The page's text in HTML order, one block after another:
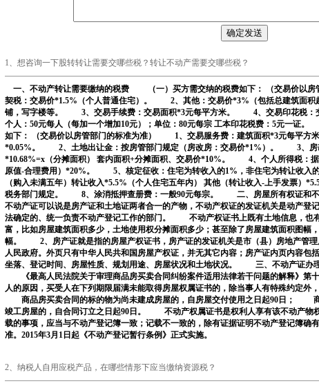
1、想咨询一下股转转让需要交哪些税？转让不动产需要交哪些税？
一、不动产转让需要缴纳的税费 （一）买方需交纳的税费如下： （交易价以
契税：交易价*1.5%（个人普通住宅）。 2、其他：交易价*3%（包括总建筑面积
铺，写字楼等。 3、交易手续费：交易面积*3元每平方米。 4、交易印花税：交
个人：50元每人（每加一个增加10元）；单位：80元每宗 工本印花税费：5元一证
如下： （交易价以房管部门的标准为准） 1、交易服务费：建筑面积*3元每平方
*0.05%。 2、土地出让金：按房管部门规定（房改房：交易价*1%）。 3、房
*10.68%=x（分摊面积） 套内面积+分摊面积、交易价*10%。 4、个人所得税：据
原值-合理费用）*20%。 5、核定征收：住宅为转收入的1%，非住宅为转让收
（购入未满五年）转让收入*5.5%（个人住宅五年内） 其他（转让收入-上手发票
税务部门规定。 8、涂消抵押查册费：一般90元每宗。 二、房屋所有权证和
不动产证可以说是房产证和土地证两者合一的产物，不动产权证的发证机关是动产登
法确定的、统一负责不动产登记工作的部门。 不动产权证书上既有土地信息，也
富，比如房屋建筑面积多少，土地使用权分摊面积多少；甚至除了房屋建筑面积图幅
幅。 2、房产证就是指的房屋产权证书，房产证的发证机关是市（县）房地产管理
人民政府。外页只有中华人民共和国房屋产权证，并无其它内容；房产证内页内容包
坐落、登记时间、房屋性质、规划用途、房屋状况和土地状况。 三、不动产证
《最高人民法院关于审理商品房买卖合同纠纷案件适用法律若干问题的解释》
人的原因，买受人在下列期限届满未能取得房屋权属证书的，除当事人有特殊约定外
商品房买卖合同的标的物为尚未建成房屋的，自房屋交付使用之日起90日； 商
竣工房屋的，自合同订立之日起90日。 不动产权属证书是权利人享有该不动产物
载的事项，应当与不动产登记簿一致；记载不一致的，除有证据证明不动产登记簿确
准。2015年3月1日起《不动产登记暂行条例》正式实施。
2、纳税人自用应税产品，在哪些情形下应当缴纳资源税？